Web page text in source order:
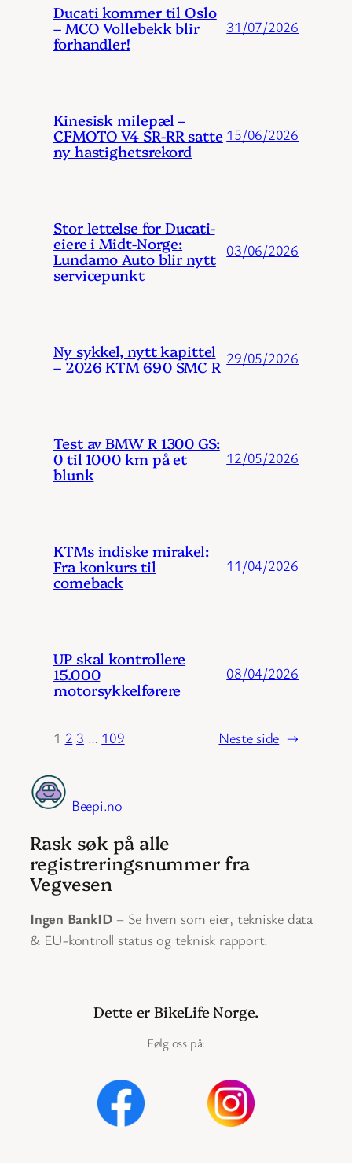
Ducati kommer til Oslo
– MCO Vollebekk blir
forhandler!
31/07/2026
Kinesisk milepæl –
CFMOTO V4 SR-RR satte
ny hastighetsrekord
15/06/2026
Stor lettelse for Ducati-
eiere i Midt-Norge:
Lundamo Auto blir nytt
servicepunkt
03/06/2026
Ny sykkel, nytt kapittel
– 2026 KTM 690 SMC R 29/05/2026
Test av BMW R 1300 GS:
0 til 1000 km på et
blunk
12/05/2026
KTMs indiske mirakel:
Fra konkurs til
comeback
11/04/2026
UP skal kontrollere
15.000
motorsykkelførere
08/04/2026
1 2 3 … 109 Neste side →
Beepi.no
Rask søk på alle
registreringsnummer fra
Vegvesen
Ingen BankID – Se hvem som eier, tekniske data
& EU-kontroll status og teknisk rapport.
Dette er BikeLife Norge.
Følg oss på: